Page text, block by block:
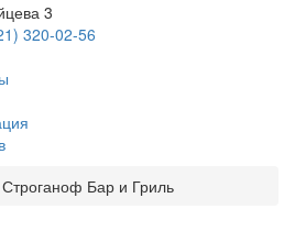
3
320-02-56
Бар и Гриль